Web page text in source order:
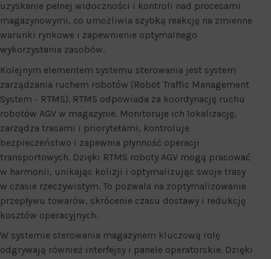
uzyskanie pełnej widoczności i kontroli nad procesami
magazynowymi, co umożliwia szybką reakcję na zmienne
warunki rynkowe i zapewnienie optymalnego
wykorzystania zasobów.
Kolejnym elementem systemu sterowania jest system
zarządzania ruchem robotów (Robot Traffic Management
System - RTMS). RTMS odpowiada za koordynację ruchu
robotów AGV w magazynie. Monitoruje ich lokalizację,
zarządza trasami i priorytetami, kontroluje
bezpieczeństwo i zapewnia płynność operacji
transportowych. Dzięki RTMS roboty AGV mogą pracować
w harmonii, unikając kolizji i optymalizując swoje trasy
w czasie rzeczywistym. To pozwala na zoptymalizowanie
przepływu towarów, skrócenie czasu dostawy i redukcję
kosztów operacyjnych.
W systemie sterowania magazynem kluczową rolę
odgrywają również interfejsy i panele operatorskie. Dzięki